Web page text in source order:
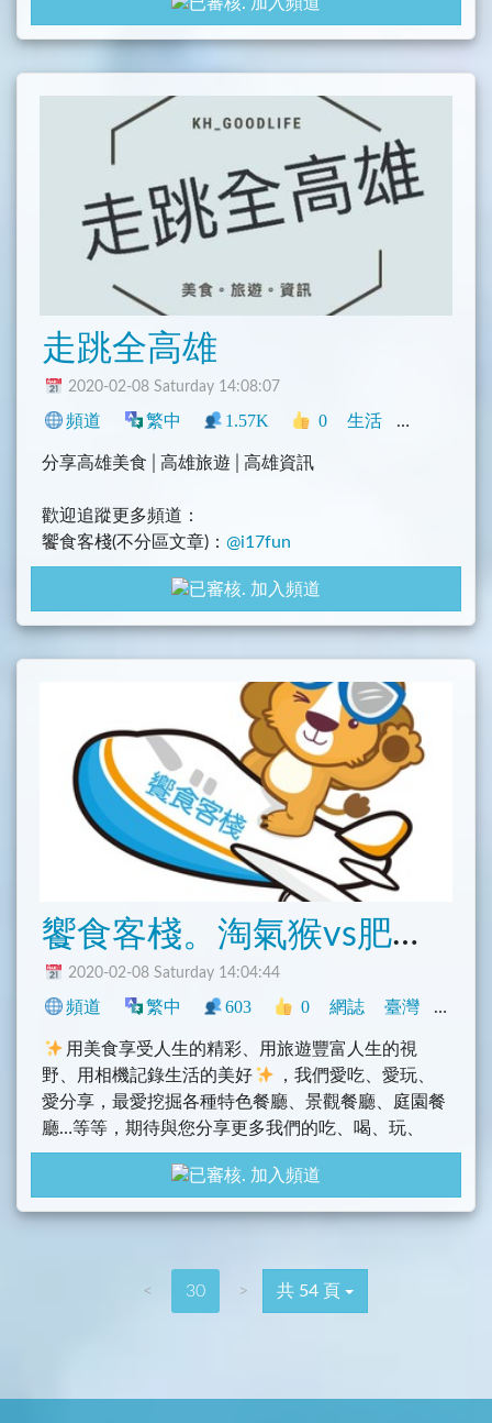
加入頻道
走跳全高雄
2020-02-08 Saturday 14:08:07
頻道 繁中 1.57K 0 生活 臺灣
分享高雄美食│高雄旅遊│高雄資訊
歡迎追蹤更多頻道：
饗食客棧(不分區文章)： @i17fun
走跳全台中：@tc_goodlife
@Kh_goodlife
走跳全屏東：@pt_goodlife
部落客，請私訊：https://www.facebook.com/i17fu
加入頻道
饗食客棧。淘氣猴vs肥獅子的旅食天堂
2020-02-08 Saturday 14:04:44
頻道 繁中 603 0 網誌 臺灣 旅遊
用美食享受人生的精彩、用旅遊豐富人生的視
野、用相機記錄生活的美好
，我們愛吃、愛玩、
愛分享，最愛挖掘各種特色餐廳、景觀餐廳、庭園餐
廳…等等，期待與您分享更多我們的吃、喝、玩、
樂。更多我們的資訊：https://i17fun.com/
加入頻道
< 30 > 共 54 頁